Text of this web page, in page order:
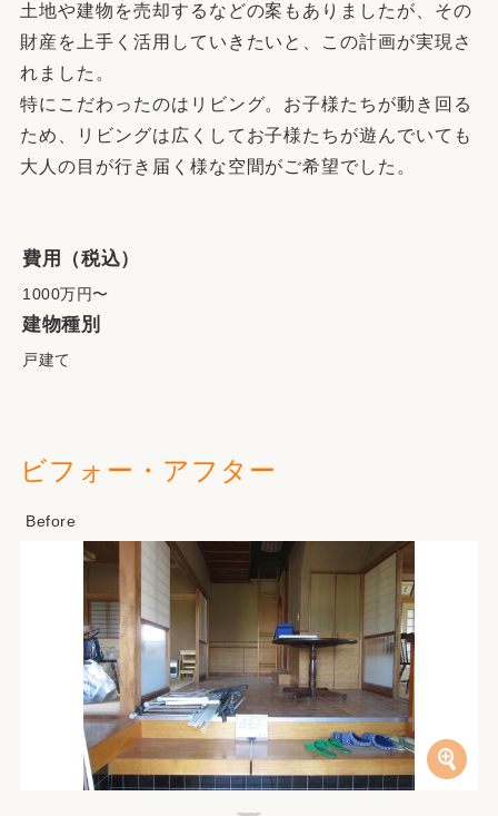
土地や建物を売却するなどの案もありましたが、その
財産を上手く活用していきたいと、この計画が実現さ
れました。
特にこだわったのはリビング。お子様たちが動き回る
ため、リビングは広くしてお子様たちが遊んでいても
大人の目が行き届く様な空間がご希望でした。
費用（税込）
1000万円〜
建物種別
戸建て
ビフォー・アフター